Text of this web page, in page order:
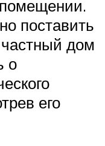
поставить
частный дом
о
его